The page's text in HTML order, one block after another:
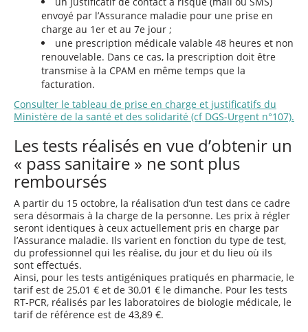
envoyé par l’Assurance maladie pour une prise en
charge au 1er et au 7e jour ;
une prescription médicale valable 48 heures et non
renouvelable. Dans ce cas, la prescription doit être
transmise à la CPAM en même temps que la
facturation.
Consulter le tableau de prise en charge et justificatifs du
Ministère de la santé et des solidarité (cf DGS-Urgent n°107).
Les tests réalisés en vue d’obtenir un
« pass sanitaire » ne sont plus
remboursés
A partir du 15 octobre, la réalisation d’un test dans ce cadre
sera désormais à la charge de la personne. Les prix à régler
seront identiques à ceux actuellement pris en charge par
l’Assurance maladie. Ils varient en fonction du type de test,
du professionnel qui les réalise, du jour et du lieu où ils
sont effectués.
Ainsi, pour les tests antigéniques pratiqués en pharmacie, le
tarif est de 25,01 € et de 30,01 € le dimanche. Pour les tests
RT-PCR, réalisés par les laboratoires de biologie médicale, le
tarif de référence est de 43,89 €.